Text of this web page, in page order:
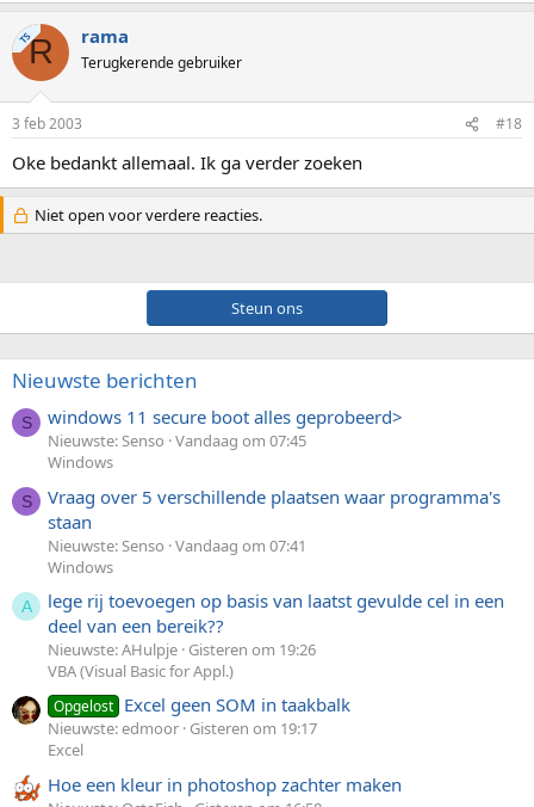
TSR rama
Terugkerende gebruiker
3 feb 2003 #18
Oke bedankt allemaal. Ik ga verder zoeken
Niet open voor verdere reacties.
Steun ons
Nieuwste berichten
S windows 11 secure boot alles geprobeerd>
Nieuwste: Senso Vandaag om 07:45
Windows
S
Vraag over 5 verschillende plaatsen waar programma's
staan
Nieuwste: Senso Vandaag om 07:41
Windows
A
lege rij toevoegen op basis van laatst gevulde cel in een
deel van een bereik??
Nieuwste: AHulpje Gisteren om 19:26
VBA (Visual Basic for Appl.)
Opgelost Excel geen SOM in taakbalk
Nieuwste: edmoor Gisteren om 19:17
Excel
Hoe een kleur in photoshop zachter maken